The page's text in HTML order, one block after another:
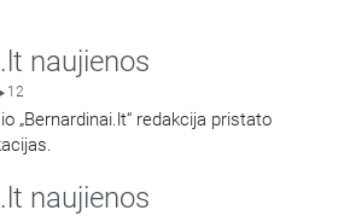
naujienos
12
„Bernardinai.lt“ redakcija pristato
naujienos